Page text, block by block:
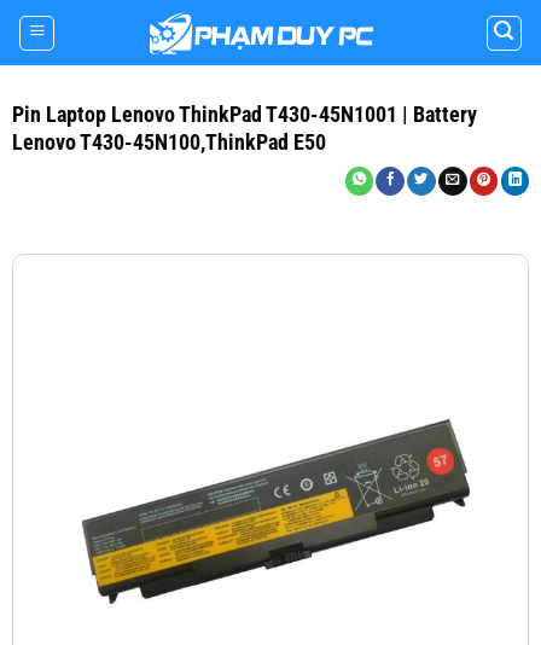
Skip
content
Pin Laptop Lenovo ThinkPad T430-45N1001 | Battery
Lenovo T430-45N100,ThinkPad E50